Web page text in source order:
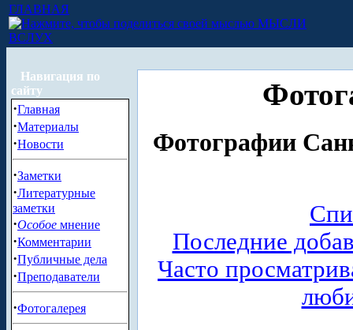
ГЛАВНАЯ
МЫСЛИ
ВСЛУХ
Навигация по
сайту
·Главная
·Материалы
·Новости
·Заметки
·Литературные
заметки
·Особое мнение
·Комментарии
·Публичные дела
·Преподаватели
·Фотогалерея
Фотографии
Последние
Часто